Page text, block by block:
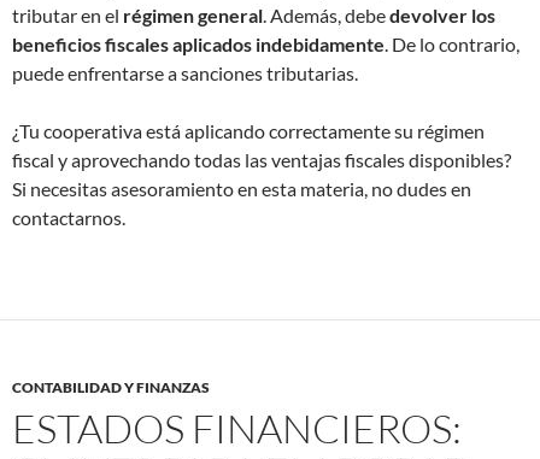
tributar en el régimen general. Además, debedevolver los
beneficios fiscales aplicados indebidamente. De lo contrario,
puede enfrentarse a sanciones tributarias.
¿Tu cooperativa está aplicando correctamente su régimen
fiscal y aprovechando todas las ventajas fiscales disponibles?
Si necesitas asesoramiento en esta materia, no dudes en
contactarnos.
CONTABILIDAD Y FINANZAS
ESTADOS FINANCIEROS: